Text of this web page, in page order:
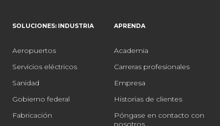
SOLUCIONES: INDUSTRIA
Aeropuertos
Servicios eléctricos
Sanidad
Gobierno federal
Fabricación
APRENDA
Academia
Carreras profesionales
Empresa
Historias de clientes
Póngase en contacto con
nosotros